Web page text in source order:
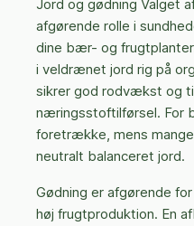
Jord og gødning Valget
afgørende rolle i
dine bær- og
i veldrænet jord rig på
sikrer god rodvækst og
næringsstoftilførsel. For
foretrække, mens
neutralt balanceret jord.
Gødning er afgørende
høj frugtproduktion. En